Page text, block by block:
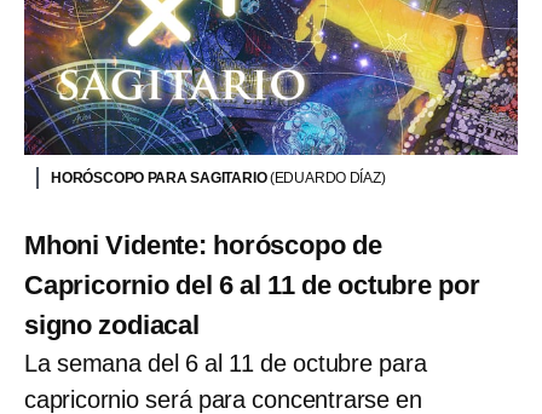
HORÓSCOPO PARA SAGITARIO(EDUARDO DÍAZ)
Mhoni Vidente: horóscopo de
Capricornio del 6 al 11 de octubre por
signo zodiacal
La semana del 6 al 11 de octubre para
capricornio será para concentrarse en